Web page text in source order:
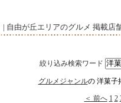
| 自由が丘エリアのグルメ 掲載店
絞り込み検索ワード
グルメジャンルの 洋菓子
＜ 前へ 1 2